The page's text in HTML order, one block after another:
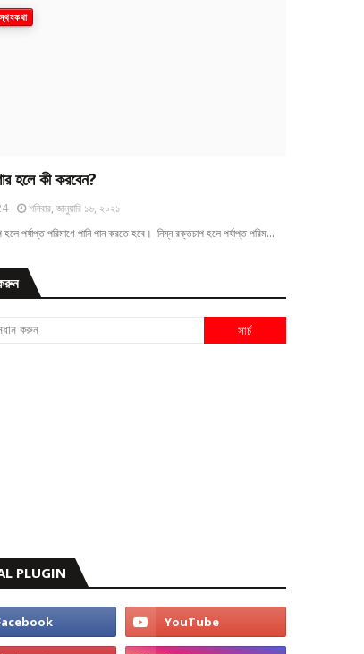
হলে কী করবেন?
শনিবার, জানুয়ারি ১৬, ২০২১
হলে পর্যাপ্ত পরিমাণে পানি পান করতে হবে। নিম্ন রক্তচাপ হলে পর্যাপ্ত পরিম…
PLUGIN